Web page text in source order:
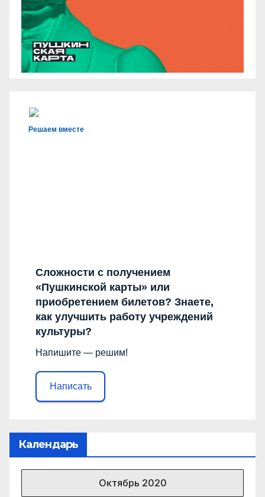
Решаем вместе
Сложности с получением
«Пушкинской карты» или
приобретением билетов? Знаете,
как улучшить работу учреждений
культуры?
Напишите — решим!
Написать
Календарь
Октябрь 2020